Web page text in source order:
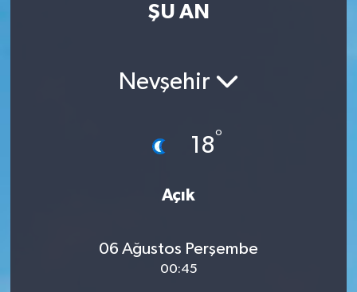
ŞU AN
Nevşehir
18°
Açık
06 Ağustos Perşembe
00:45